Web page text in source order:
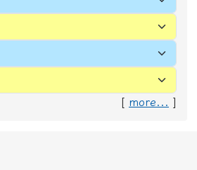
傳真(FAX)：03-
327010 , Taiwan (R.O.C.)